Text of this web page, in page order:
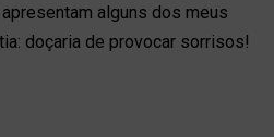
alguns dos meus
doçaria de provocar sorrisos!